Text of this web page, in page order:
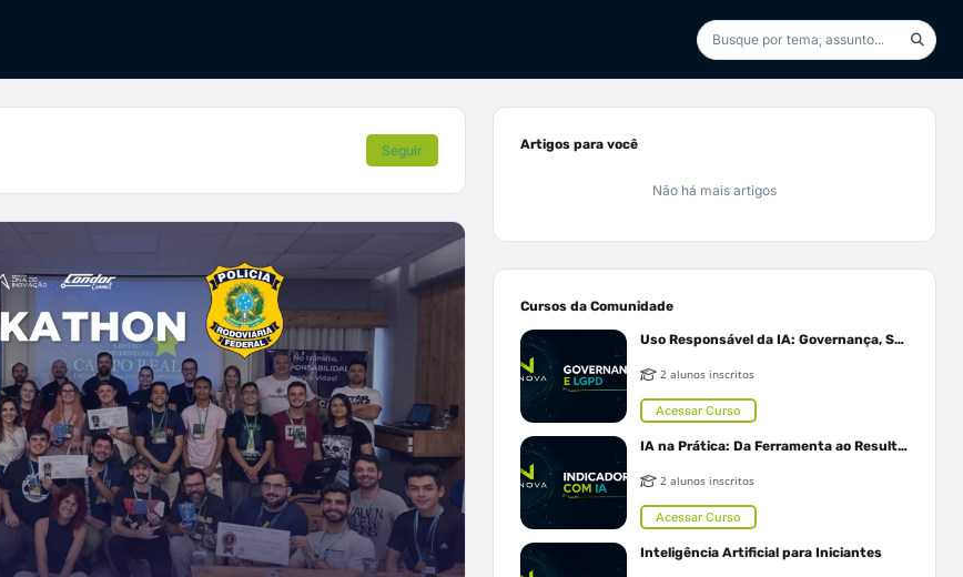
Seguir Artigos para você
Não há mais artigos
Cursos da Comunidade
Uso Responsável da IA: Governança, Segurança e LGPD
2 alunos inscritos
Acessar Curso
IA na Prática: Da Ferramenta ao Resultado
2 alunos inscritos
Acessar Curso
Inteligência Artificial para Iniciantes